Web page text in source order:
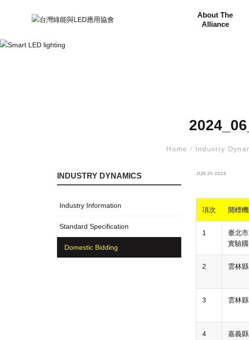
About The
Alliance
Home / Industry
INDUSTRY DYNAMICS
Industry Information
Standard Specification
Domestic Bidding
JUN 20 2024
項次 開標
1
臺北
實驗
2 雲林
3 雲林
4 嘉義